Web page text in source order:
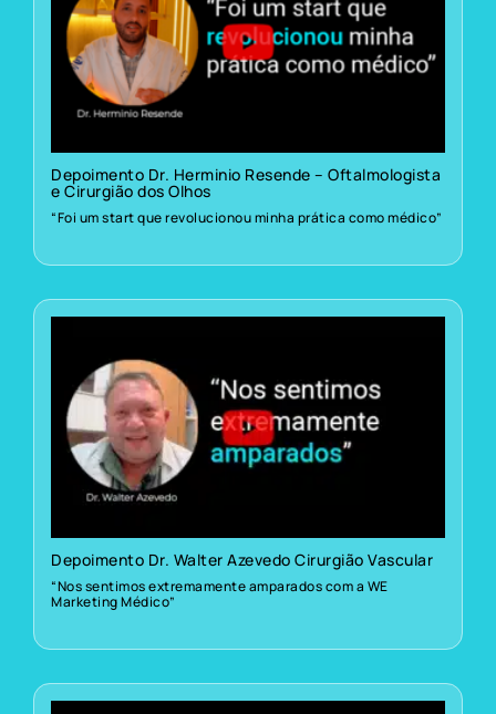
Depoimento Dr. Herminio Resende – Oftalmologista
e Cirurgião dos Olhos
“Foi um start que revolucionou minha prática como médico”
Depoimento Dr. Walter Azevedo Cirurgião Vascular
“Nos sentimos extremamente amparados com a WE
Marketing Médico”